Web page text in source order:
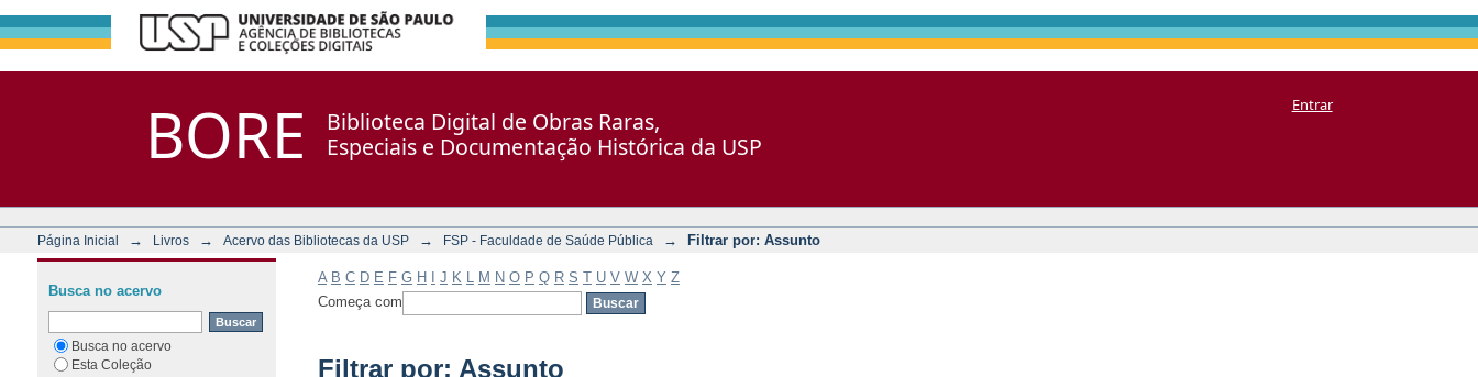
BORE
Biblioteca Digital de Obras Raras,
Especiais e Documentação Histórica da USP
Entrar
Página Inicial → Livros → Acervo das Bibliotecas da USP → FSP - Faculdade de Saúde Pública → Filtrar por: Assunto
A B C D E F G H J K M N O P Q R S T U V W X Y Z
Começa com
Filtrar por: Assunto
Busca no acervo
Busca no acervo
Esta Coleção